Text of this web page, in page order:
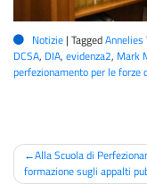
Notizie | TaggedAnnelies
DCSA, DIA, evidenza2, Mark
perfezionamento per le forze
Navigazione
articoli
Alla Scuola di
formazione sugli appalti